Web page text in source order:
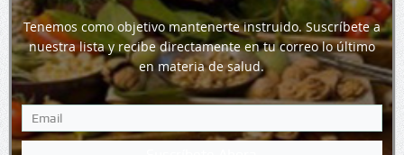
Tenemos como objetivo mantenerte instruido. Suscríbete a
nuestra lista y recibe directamente en tu correo lo último
en materia de salud.